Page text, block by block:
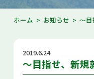
くらしの情報
ふるさと納税
ホーム お知らせ ～
2019.6.24
～目指せ、新規